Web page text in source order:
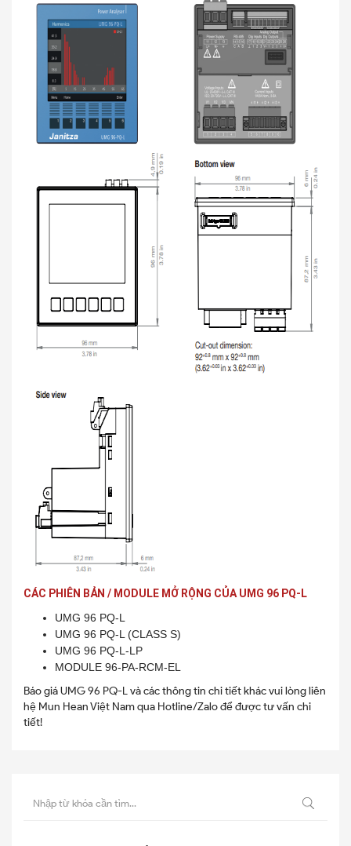
CÁC PHIÊN BẢN / MODULE MỞ RỘNG CỦA UMG 96 PQ-L
UMG 96 PQ-L
UMG 96 PQ-L (CLASS S)
UMG 96 PQ-L-LP
MODULE 96-PA-RCM-EL
Báo giá UMG 96 PQ-L và các thông tin chi tiết khác vui lòng liên
hệ Mun Hean Việt Nam qua Hotline/Zalo để được tư vấn chi
tiết!